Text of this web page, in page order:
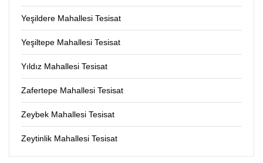
Yeşildere Mahallesi Tesisat
Yeşiltepe Mahallesi Tesisat
Yıldız Mahallesi Tesisat
Zafertepe Mahallesi Tesisat
Zeybek Mahallesi Tesisat
Zeytinlik Mahallesi Tesisat